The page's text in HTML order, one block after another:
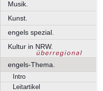
Musik.
Kunst.
engels spezial.
Kultur in NRW.
engels-Thema.
Intro
Leitartikel